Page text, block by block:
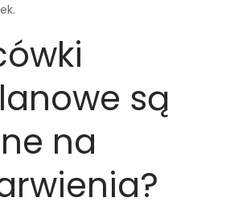
są
na